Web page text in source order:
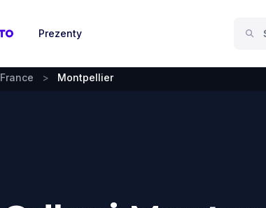
Prezenty
France > Montpellier